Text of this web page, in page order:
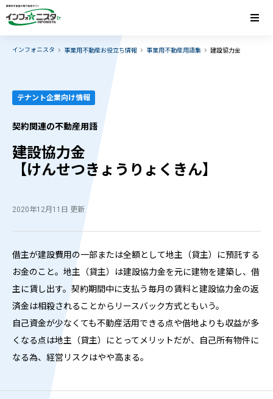
インフォニスタ 事業用不動産お役立ち情報 事業用不動産用語集 建設協力金
テナント企業向け情報
契約関連の不動産用語
建設協力金
【けんせつきょうりょくきん】
2020年12月11日 更新
借主が建設費用の一部または全額として地主（貸主）に預託する
お金のこと。地主（貸主）は建設協力金を元に建物を建築し、借
主に賃し出す。契約期間中に支払う毎月の賃料と建設協力金の返
済金は相殺されることからリースバック方式ともいう。
自己資金が少なくても不動産活用できる点や借地よりも収益が多
くなる点は地主（貸主）にとってメリットだが、自己所有物件に
なる為、経営リスクはやや高まる。